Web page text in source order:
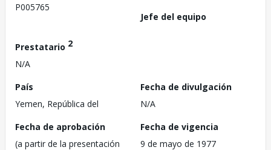
P005765
Jefe del equipo
Prestatario 2
N/A
País
Yemen, República del
Fecha de divulgación
N/A
Fecha de aprobación
(a partir de la presentación
Fecha de vigencia
9 de mayo de 1977